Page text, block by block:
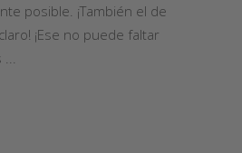
posible. ¡También el de
¡Ese no puede faltar